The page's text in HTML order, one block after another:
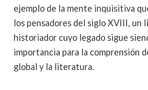
ejemplo de la mente inquisitiva
los pensadores del siglo XVIII, un
historiador cuyo legado sigue
importancia para la comprensión
global y la literatura.